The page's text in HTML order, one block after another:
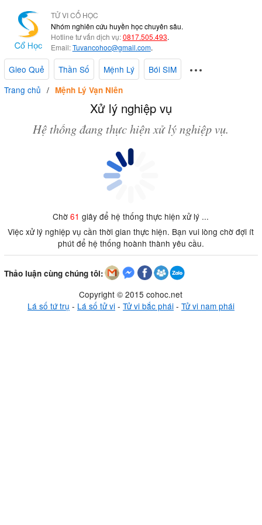
TỬ VI CỔ HỌC
Nhóm nghiên cứu huyền học chuyên sâu.
Hotline tư vấn dịch vụ:0817.505.493.
Email:Tuvancohoc@gmail.com.
Gieo Quẻ Thần Số Mệnh Lý
Bói SIM
Trang chủ
Mệnh Lý Vạn Niên
Xử lý nghiệp vụ
Hệ thống đang thực hiện xử lý nghiệp vụ.
Chờ61 giây để hệ thống thực hiện xử lý ...
Việc xử lý nghiệp vụ cần thời gian thực hiện. Bạn vui lòng chờ đợi ít
phút để hệ thống hoành thành yêu cầu.
Thảo luận cùng chúng tôi:
Copyright © 2015 cohoc.net
Lá số tứ trụ - Lá số tử vi- Tử vi bắc phái- Tử vi nam phái